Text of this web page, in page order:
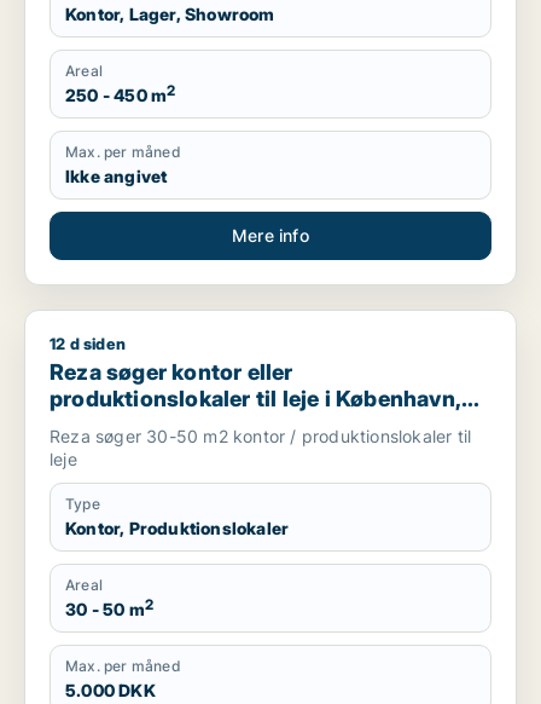
Kontor, Lager, Showroom
Areal
250 - 450 m2
Max. per måned
Ikke angivet
Mere info
Reza søger kontor eller produktionslokaler til leje i
12 d siden
Reza søger kontor eller
produktionslokaler til leje i København,
Frederiksberg eller Ørestad m.fl.
Reza søger 30-50 m2 kontor / produktionslokaler til
leje
Type
Kontor, Produktionslokaler
Areal
30 - 50 m2
Max. per måned
5.000 DKK